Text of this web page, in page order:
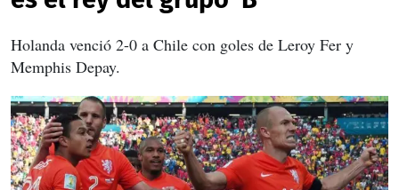
Holanda venció 2-0 a Chile con goles de Leroy Fer y
Memphis Depay.